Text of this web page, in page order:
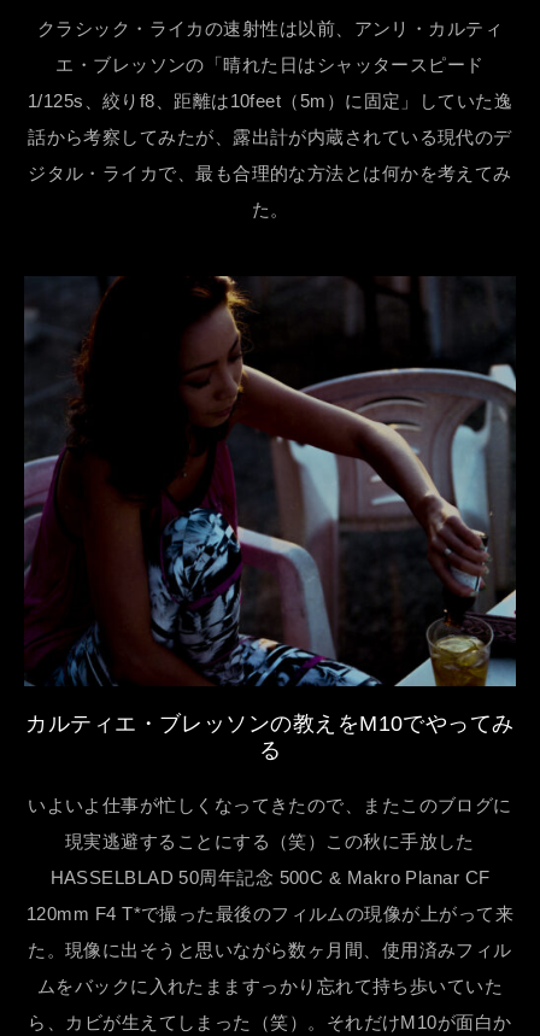
クラシック・ライカの速射性は以前、アンリ・カルティ
エ・ブレッソンの「晴れた日はシャッタースピード
1/125s、絞りf8、距離は10feet（5m）に固定」していた逸
話から考察してみたが、露出計が内蔵されている現代のデ
ジタル・ライカで、最も合理的な方法とは何かを考えてみ
た。
カルティエ・ブレッソンの教えをM10でやってみ
る
いよいよ仕事が忙しくなってきたので、またこのブログに
現実逃避することにする（笑）この秋に手放した
HASSELBLAD 50周年記念 500C & Makro Planar CF
120mm F4 T*で撮った最後のフィルムの現像が上がって来
た。現像に出そうと思いながら数ヶ月間、使用済みフィル
ムをバックに入れたまますっかり忘れて持ち歩いていた
ら、カビが生えてしまった（笑）。それだけM10が面白か